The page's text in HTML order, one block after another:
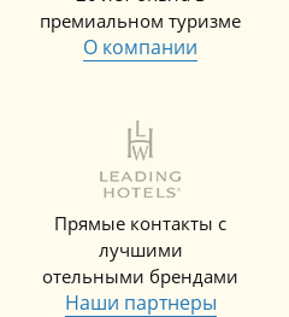
премиальном туризме
О компании
Прямые контакты с
лучшими
отельными брендами
Наши партнеры